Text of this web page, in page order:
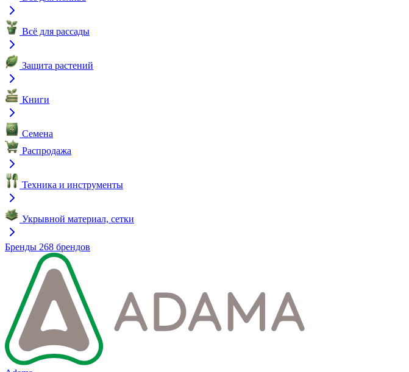
Всё для рассады
Защита растений
Книги
Семена
Распродажа
Техника и инструменты
Укрывной материал, сетки
Бренды 268 брендов